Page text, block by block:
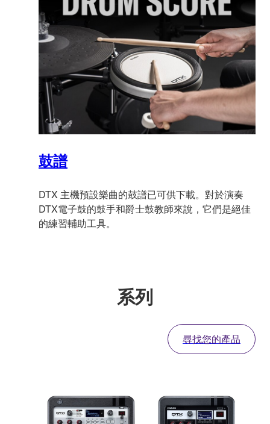
鼓譜
DTX 主機預設樂曲的鼓譜已可供下載。對於演奏
DTX電子鼓的鼓手和爵士鼓教師來說，它們是絕佳
的練習輔助工具。
系列
尋找您的產品